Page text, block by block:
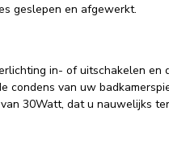
geslepen en afgewerkt.
in- of uitschakelen en
condens van uw
30Watt, dat u nauwelijks